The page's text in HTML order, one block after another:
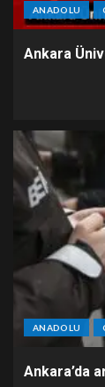
ANADOLU
Ankara
ANADOLU
Ankara’da